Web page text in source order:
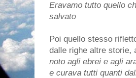
Eravamo tutto quello
salvato
Poi quello stesso
dalle righe altre storie,
noto agli ebrei e agli
e curava tutti quanti